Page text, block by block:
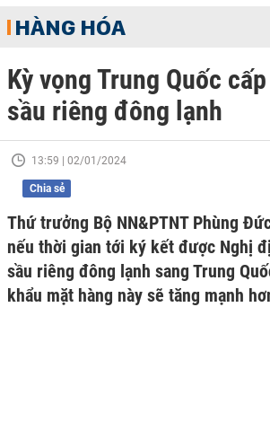
HÀNG HÓA
Kỳ vọng Trung Quốc
sầu riêng đông lạnh
13:59 | 02/01/2024
Chia sẻ
Thứ trưởng Bộ NN&PTNT Phùng
nếu thời gian tới ký kết được Nghị
sầu riêng đông lạnh sang Trung
khẩu mặt hàng này sẽ tăng mạnh